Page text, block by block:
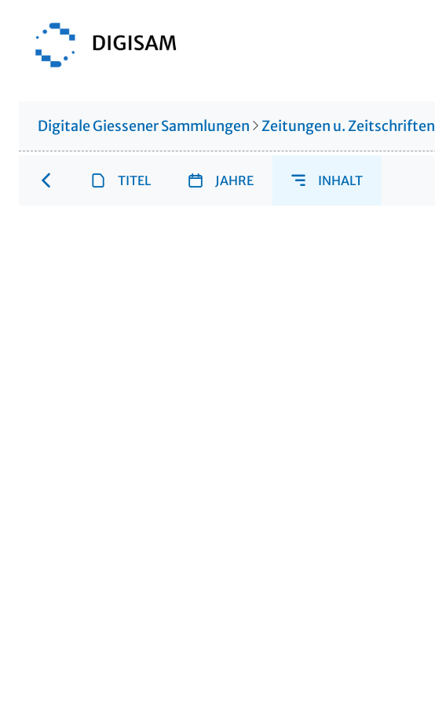
Digitale Giessener Sammlungen Zeitungen u. Zeitschriften
TITEL JAHRE INHALT